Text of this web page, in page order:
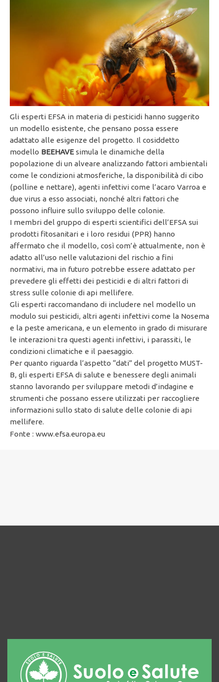
Gli esperti EFSA in materia di pesticidi hanno suggerito
un modello esistente, che pensano possa essere
adattato alle esigenze del progetto. Il cosiddetto
modello BEEHAVEsimula le dinamiche della
popolazione di un alveare analizzando fattori ambientali
come le condizioni atmosferiche, la disponibilità di cibo
(polline e nettare), agenti infettivi come l’acaro Varroa e
due virus a esso associati, nonché altri fattori che
possono influire sullo sviluppo delle colonie.
I membri del gruppo di esperti scientifici dell’EFSA sui
prodotti fitosanitari e i loro residui (PPR) hanno
affermato che il modello, così com’è attualmente, non è
adatto all’uso nelle valutazioni del rischio a fini
normativi, ma in futuro potrebbe essere adattato per
prevedere gli effetti dei pesticidi e di altri fattori di
stress sulle colonie di api mellifere.
Gli esperti raccomandano di includere nel modello un
modulo sui pesticidi, altri agenti infettivi come la Nosema
e la peste americana, e un elemento in grado di misurare
le interazioni tra questi agenti infettivi, i parassiti, le
condizioni climatiche e il paesaggio.
Per quanto riguarda l’aspetto “dati” del progetto MUST-
B, gli esperti EFSA di salute e benessere degli animali
stanno lavorando per sviluppare metodi d’indagine e
strumenti che possano essere utilizzati per raccogliere
informazioni sullo stato di salute delle colonie di api
mellifere.
Fonte : www.efsa.europa.eu